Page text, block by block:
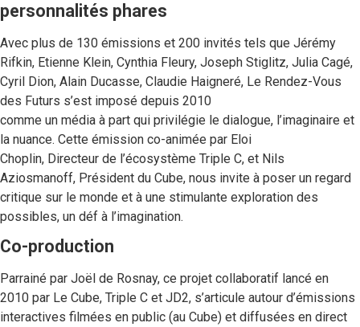
personnalités phares
Avec plus de 130 émissions et 200 invités tels que Jérémy
Rifkin, Etienne Klein, Cynthia Fleury, Joseph Stiglitz, Julia Cagé,
Cyril Dion, Alain Ducasse, Claudie Haigneré, Le Rendez-Vous
des Futurs s’est imposé depuis 2010
comme un média à part qui privilégie le dialogue, l’imaginaire et
la nuance. Cette émission co-animée par Eloi
Choplin, Directeur de l’écosystème Triple C, et Nils
Aziosmanoff, Président du Cube, nous invite à poser un regard
critique sur le monde et à une stimulante exploration des
possibles, un déf à l’imagination.
Co-production
Parrainé par Joël de Rosnay, ce projet collaboratif lancé en
2010 par Le Cube, Triple C et JD2, s’articule autour d’émissions
interactives filmées en public (au Cube) et diffusées en direct